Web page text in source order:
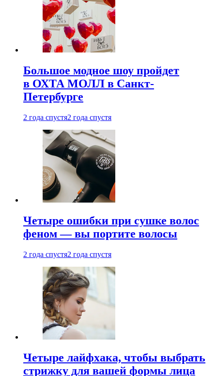
Большое модное шоу пройдет
в ОХТА МОЛЛ в Санкт-
Петербурге
2 года спустя2 года спустя
Четыре ошибки при сушке волос
феном — вы портите волосы
2 года спустя2 года спустя
Четыре лайфхака, чтобы выбрать
стрижку для вашей формы лица